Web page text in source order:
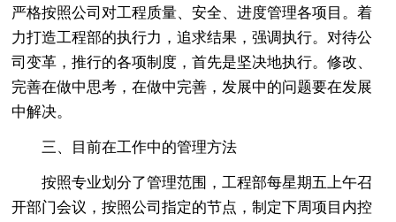
严格按照公司对工程质量、安全、进度管理各项目。着
力打造工程部的执行力，追求结果，强调执行。对待公
司变革，推行的各项制度，首先是坚决地执行。修改、
完善在做中思考，在做中完善，发展中的问题要在发展
中解决。
三、目前在工作中的管理方法
按照专业划分了管理范围，工程部每星期五上午召
开部门会议，按照公司指定的节点，制定下周项目内控